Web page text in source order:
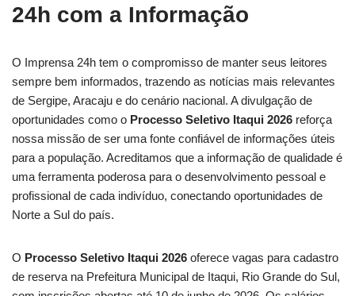
24h com a Informação
O Imprensa 24h tem o compromisso de manter seus leitores
sempre bem informados, trazendo as notícias mais relevantes
de Sergipe, Aracaju e do cenário nacional. A divulgação de
oportunidades como o Processo Seletivo Itaqui 2026 reforça
nossa missão de ser uma fonte confiável de informações úteis
para a população. Acreditamos que a informação de qualidade é
uma ferramenta poderosa para o desenvolvimento pessoal e
profissional de cada indivíduo, conectando oportunidades de
Norte a Sul do país.
O Processo Seletivo Itaqui 2026 oferece vagas para cadastro
de reserva na Prefeitura Municipal de Itaqui, Rio Grande do Sul,